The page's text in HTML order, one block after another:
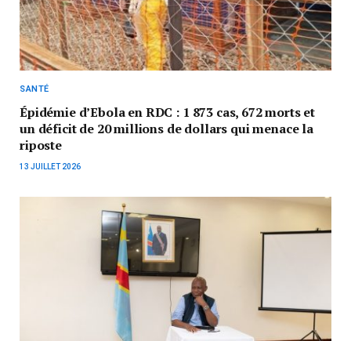
SANTÉ
Épidémie d’Ebola en RDC : 1 873 cas, 672 morts et
un déficit de 20 millions de dollars qui menace la
riposte
13 JUILLET 2026